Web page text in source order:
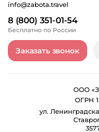
8 (800) 351-01-54
Бесплатно по России
info@zabota.travel
Заказать звонок
ООО
ОГРН
ул.